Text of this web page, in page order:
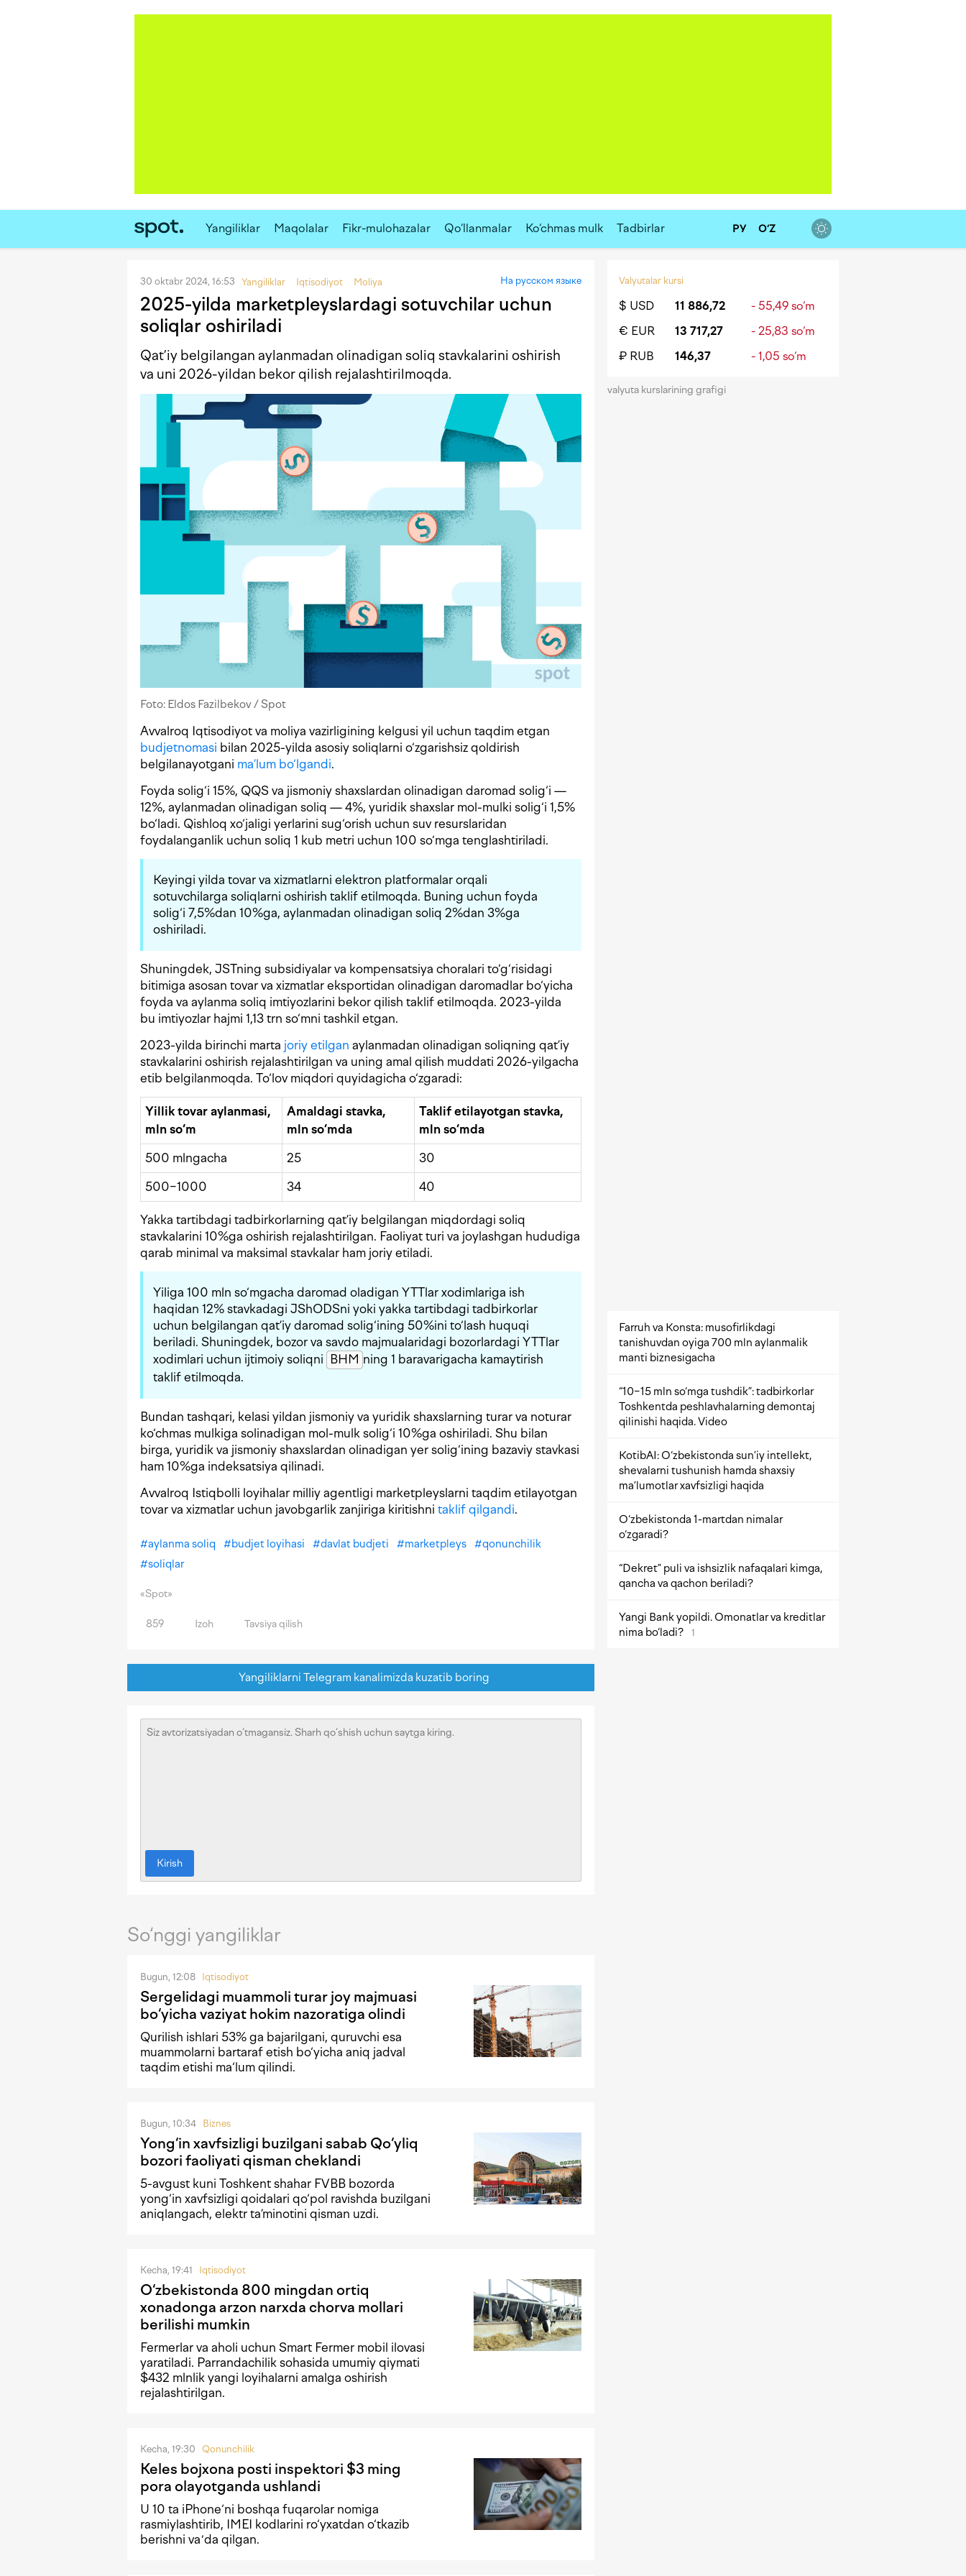
Yangiliklar Maqolalar Fikr-mulohazalar Qo‘llanmalar Ko‘chmas mulk Tadbirlar РУ O‘Z
30 oktabr 2024, 16:53 Yangiliklar Iqtisodiyot Moliya На русском языке
2025-yilda marketpleyslardagi sotuvchilar uchun
soliqlar oshiriladi
Qat’iy belgilangan aylanmadan olinadigan soliq stavkalarini oshirish
va uni 2026-yildan bekor qilish rejalashtirilmoqda.
Foto: Eldos Fazilbekov / Spot
Avvalroq Iqtisodiyot va moliya vazirligining kelgusi yil uchun taqdim etgan
budjetnomasi bilan 2025-yilda asosiy soliqlarni o‘zgarishsiz qoldirish
belgilanayotgani ma’lum bo‘lgandi.
Foyda solig‘i 15%, QQS va jismoniy shaxslardan olinadigan daromad solig‘i —
12%, aylanmadan olinadigan soliq — 4%, yuridik shaxslar mol-mulki solig‘i 1,5%
bo‘ladi. Qishloq xo‘jaligi yerlarini sug‘orish uchun suv resurslaridan
foydalanganlik uchun soliq 1 kub metri uchun 100 so‘mga tenglashtiriladi.
Keyingi yilda tovar va xizmatlarni elektron platformalar orqali
sotuvchilarga soliqlarni oshirish taklif etilmoqda. Buning uchun foyda
solig‘i 7,5%dan 10%ga, aylanmadan olinadigan soliq 2%dan 3%ga
oshiriladi.
Shuningdek, JSTning subsidiyalar va kompensatsiya choralari to‘g‘risidagi
bitimiga asosan tovar va xizmatlar eksportidan olinadigan daromadlar bo‘yicha
foyda va aylanma soliq imtiyozlarini bekor qilish taklif etilmoqda. 2023-yilda
bu imtiyozlar hajmi 1,13 trn so‘mni tashkil etgan.
2023-yilda birinchi marta joriy etilgan aylanmadan olinadigan soliqning qat’iy
stavkalarini oshirish rejalashtirilgan va uning amal qilish muddati 2026-yilgacha
etib belgilanmoqda. To‘lov miqdori quyidagicha o‘zgaradi:
Yillik tovar aylanmasi,
mln so‘m
Amaldagi stavka,
mln so‘mda
Taklif etilayotgan stavka,
mln so‘mda
500 mlngacha
25
30
500−1000
34 40
Yakka tartibdagi tadbirkorlarning qat’iy belgilangan miqdordagi soliq
stavkalarini 10%ga oshirish rejalashtirilgan. Faoliyat turi va joylashgan hududiga
qarab minimal va maksimal stavkalar ham joriy etiladi.
Yiliga 100 mln so‘mgacha daromad oladigan YTTlar xodimlariga ish
haqidan 12% stavkadagi JShODSni yoki yakka tartibdagi tadbirkorlar
uchun belgilangan qat’iy daromad solig‘ining 50%ini to‘lash huquqi
beriladi. Shuningdek, bozor va savdo majmualaridagi bozorlardagi YTTlar
xodimlari uchun ijtimoiy soliqni
BHM ning 1 baravarigacha kamaytirish
taklif etilmoqda.
Bundan tashqari, kelasi yildan jismoniy va yuridik shaxslarning turar va noturar
ko‘chmas mulkiga solinadigan mol-mulk solig‘i 10%ga oshiriladi. Shu bilan
birga, yuridik va jismoniy shaxslardan olinadigan yer solig‘ining bazaviy stavkasi
ham 10%ga indeksatsiya qilinadi.
Avvalroq Istiqbolli loyihalar milliy agentligi marketpleyslarni taqdim etilayotgan
tovar va xizmatlar uchun javobgarlik zanjiriga kiritishni taklif qilgandi.
#aylanma soliq #budjet loyihasi #davlat budjeti #marketpleys #qonunchilik
#soliqlar
«Spot»
859 Izoh Tavsiya qilish
Yangiliklarni Telegram kanalimizda kuzatib boring
Kirish
So‘nggi yangiliklar
Bugun, 12:08 Iqtisodiyot
Sergelidagi muammoli turar joy majmuasi
bo‘yicha vaziyat hokim nazoratiga olindi
Qurilish ishlari 53% ga bajarilgani, quruvchi esa
muammolarni bartaraf etish bo‘yicha aniq jadval
taqdim etishi ma‘lum qilindi.
Bugun, 10:34 Biznes
Yong‘in xavfsizligi buzilgani sabab Qo‘yliq
bozori faoliyati qisman cheklandi
5-avgust kuni Toshkent shahar FVBB bozorda
yong‘in xavfsizligi qoidalari qo‘pol ravishda buzilgani
aniqlangach, elektr ta’minotini qisman uzdi.
Kecha, 19:41 Iqtisodiyot
O‘zbekistonda 800 mingdan ortiq
xonadonga arzon narxda chorva mollari
berilishi mumkin
Fermerlar va aholi uchun Smart Fermer mobil ilovasi
yaratiladi. Parrandachilik sohasida umumiy qiymati
$432 mlnlik yangi loyihalarni amalga oshirish
rejalashtirilgan.
Kecha, 19:30 Qonunchilik
Keles bojxona posti inspektori $3 ming
pora olayotganda ushlandi
U 10 ta iPhone‘ni boshqa fuqarolar nomiga
rasmiylashtirib, IMEI kodlarini ro‘yxatdan o‘tkazib
berishni vaʼda qilgan.
Valyutalar kursi
$ USD 11 886,72
- 55,49 so‘m
€ EUR
13 717,27
- 25,83 so‘m
₽ RUB
146,37 - 1,05 so‘m
valyuta kurslarining grafigi
Farruh va Konsta: musofirlikdagi
tanishuvdan oyiga 700 mln aylanmalik
manti biznesigacha
“10−15 mln so‘mga tushdik”: tadbirkorlar
Toshkentda peshlavhalarning demontaj
qilinishi haqida. Video
KotibAI: O‘zbekistonda sun’iy intellekt,
shevalarni tushunish hamda shaxsiy
ma’lumotlar xavfsizligi haqida
O‘zbekistonda 1-martdan nimalar
o‘zgaradi?
“Dekret” puli va ishsizlik nafaqalari kimga,
qancha va qachon beriladi?
Yangi Bank yopildi. Omonatlar va kreditlar
nima bo‘ladi?
1